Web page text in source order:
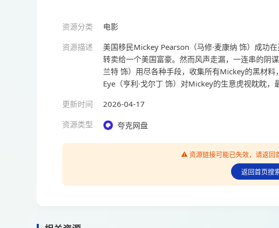
资源分类
电影
资源描述
美国移民Mickey Pearson（马修·麦康纳 饰）成功
转卖给一个美国富豪。然而风声走漏，一连串的阴
兰特 饰）用尽各种手段，收集所有Mickey的黑材
Eye（亨利·戈尔丁 饰）对Mickey的生意虎视眈眈
更新时间
2026-04-17
资源类型
夸克网盘
⚠️ 资源链接可能已失效，请返回
返回首页搜